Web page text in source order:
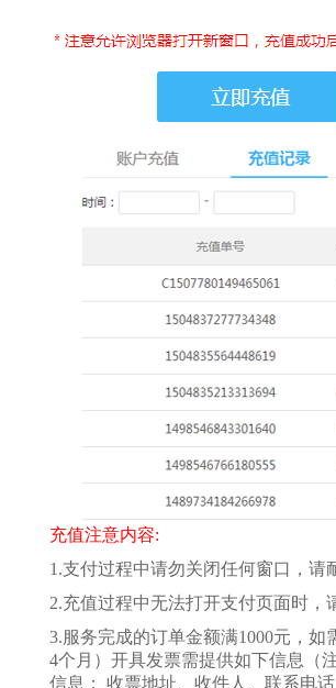
充值注意内容:
1.支付过程中请勿关闭任何窗口，
2.充值过程中无法打开支付页面时
3.服务完成的订单金额满1000元，
4个月）开具发票需提供如下信息（
信息： 收票地址、收件人、联系电话